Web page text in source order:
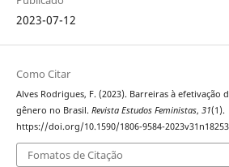
2023-07-12
Como Citar
Alves Rodrigues, F. (2023). Barreiras à efetivação
gênero no Brasil. Revista Estudos Feministas, 31(1).
https://doi.org/10.1590/1806-9584-
Fomatos de Citação